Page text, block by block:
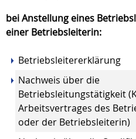
bei Anstellung eines
einer Betriebsleiterin:
Betriebsleitererklärung
Nachweis über die
Betriebsleitungstätigkeit
Arbeitsvertrages des
oder der Betriebsleiterin)